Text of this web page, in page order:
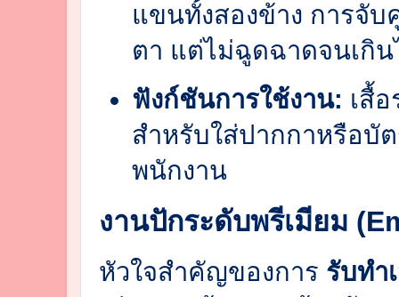
แขนทั้งสองข้าง การจับ
ตา แต่ไม่ฉูดฉาดจนเกิน
ฟังก์ชันการใช้งาน: เสื้
สำหรับใส่ปากกาหรือบั
พนักงาน
งานปักระดับพรีเมียม
หัวใจสำคัญของการ รับทำ